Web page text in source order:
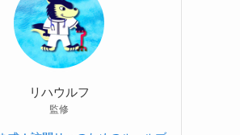
リハウルフ
監修